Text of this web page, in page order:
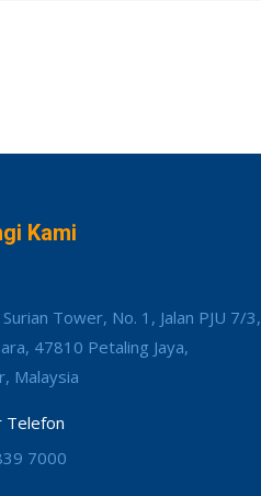
Kami
Tower, No. 1, Jalan PJU 7/
47810 Petaling Jaya,
Malaysia
Telefon
7000